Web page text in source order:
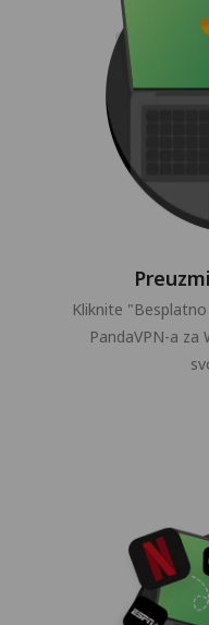
Kliknite
PandaVPN-a